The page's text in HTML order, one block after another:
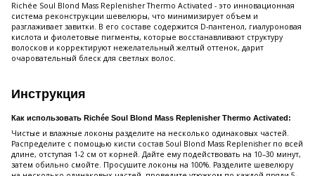
Richée Soul Blond Mass Replenisher Thermo Activated - это инновационная
система реконструкции шевелюры, что минимизирует объем и
разглаживает завитки. В его составе содержится D-пантенол, гиалуроновая
кислота и фиолетовые пигменты, которые восстанавливают структуру
волосков и корректируют нежелательный желтый оттенок, дарит
очаровательный блеск для светлых волос.
Инструкция
Как использовать Richée Soul Blond Mass Replenisher Thermo Activated:
Чистые и влажные локоны разделите на несколько одинаковых частей.
Распределите с помощью кисти состав Soul Blond Mass Replenisher по всей
длине, отступая 1-2 см от корней. Дайте ему подействовать на 10–30 минут,
затем обильно смойте. Просушите локоны на 100%. Разделите шевелюру